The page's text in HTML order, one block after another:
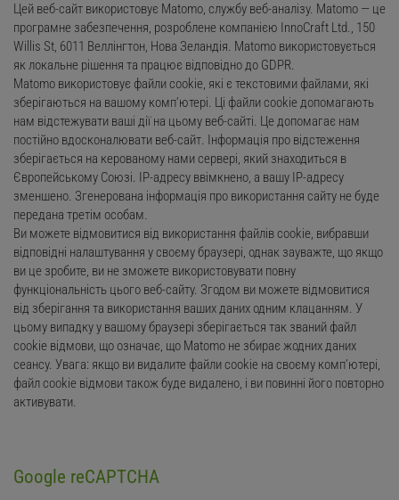
Цей веб-сайт використовує Matomo, службу веб-аналізу. Matomo — це
програмне забезпечення, розроблене компанією InnoCraft Ltd., 150
Willis St, 6011 Веллінгтон, Нова Зеландія. Matomo використовується
як локальне рішення та працює відповідно до GDPR.
Matomo використовує файли cookie, які є текстовими файлами, які
зберігаються на вашому комп’ютері. Ці файли cookie допомагають
нам відстежувати ваші дії на цьому веб-сайті. Це допомагає нам
постійно вдосконалювати веб-сайт. Інформація про відстеження
зберігається на керованому нами сервері, який знаходиться в
Європейському Союзі. IP-адресу ввімкнено, а вашу IP-адресу
зменшено. Згенерована інформація про використання сайту не буде
передана третім особам.
Ви можете відмовитися від використання файлів cookie, вибравши
відповідні налаштування у своєму браузері, однак зауважте, що якщо
ви це зробите, ви не зможете використовувати повну
функціональність цього веб-сайту. Згодом ви можете відмовитися
від зберігання та використання ваших даних одним клацанням. У
цьому випадку у вашому браузері зберігається так званий файл
cookie відмови, що означає, що Matomo не збирає жодних даних
сеансу. Увага: якщо ви видалите файли cookie на своєму комп’ютері,
файл cookie відмови також буде видалено, і ви повинні його повторно
активувати.
Google reCAPTCHA